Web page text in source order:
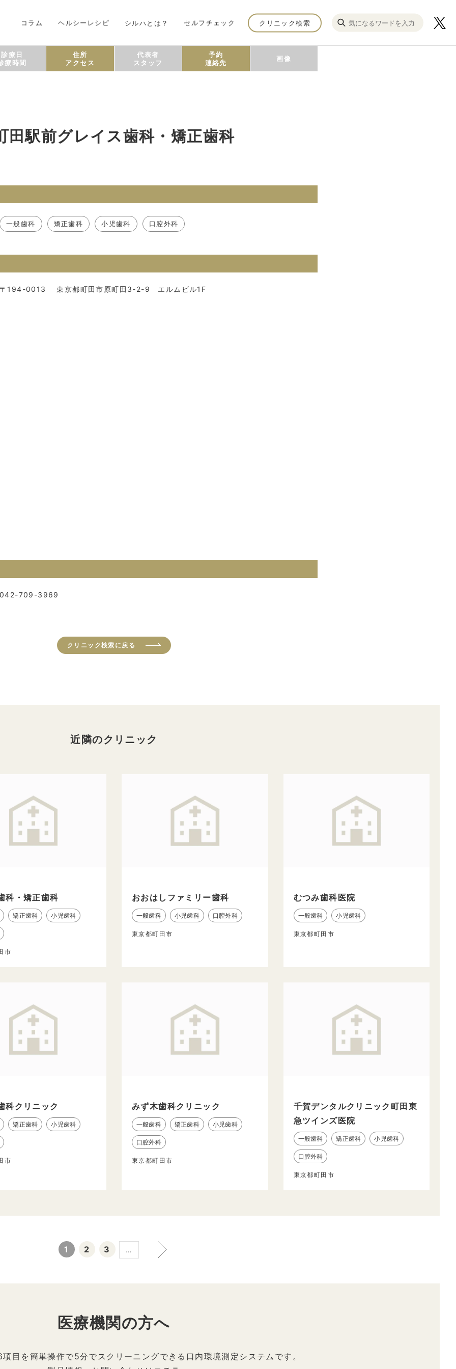
コラム ヘルシーレシピ シルハとは？ セルフチェック クリニック検索
診療日
療時間
住所
アクセス
代表者
スタッフ
予約
連絡先
画像
田駅前グレイス歯科・矯正歯科
一般歯科 矯正歯科 小児歯科 口腔外科
〒194-0013 東京都町田市原町田3-2-9 エルムビル1F
042-709-3969
クリニック検索に戻る
近隣のクリニック
科・矯正歯科
矯正歯科 小児歯科
市
おおはしファミリー歯科
一般歯科 小児歯科 口腔外科
東京都町田市
むつみ歯科医院
一般歯科 小児歯科
東京都町田市
科クリニック
矯正歯科 小児歯科
市
みず木歯科クリニック
一般歯科 矯正歯科 小児歯科
口腔外科
東京都町田市
千賀デンタルクリニック町田東
急ツインズ医院
一般歯科 矯正歯科 小児歯科
口腔外科
東京都町田市
1 2 3 …
医療機関の方へ
目を簡単操作で5分でスクリーニングできる口内環境測定システムです。